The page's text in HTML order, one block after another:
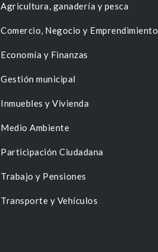
Agricultura, ganadería y pesca
Comercio, Negocio y Emprendimiento
Economía y Finanzas
Gestión municipal
Inmuebles y Vivienda
Medio Ambiente
Participación Ciudadana
Trabajo y Pensiones
Transporte y Vehículos